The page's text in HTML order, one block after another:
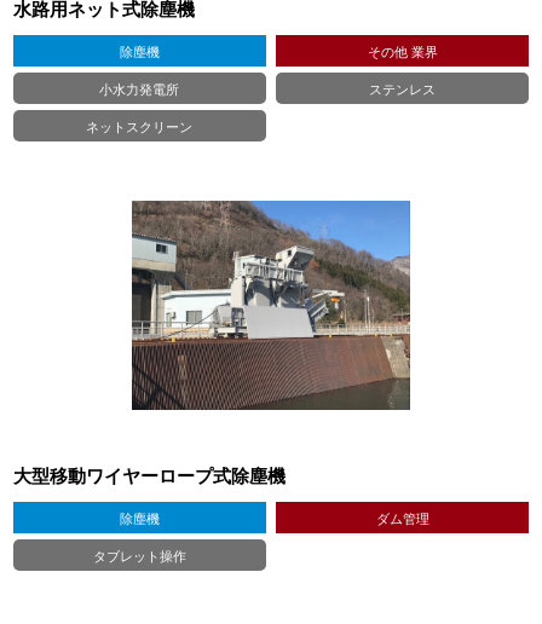
水路用ネット式除塵機
除塵機
その他 業界
小水力発電所
ステンレス
ネットスクリーン
大型移動ワイヤーロープ式除塵機
除塵機
ダム管理
タブレット操作